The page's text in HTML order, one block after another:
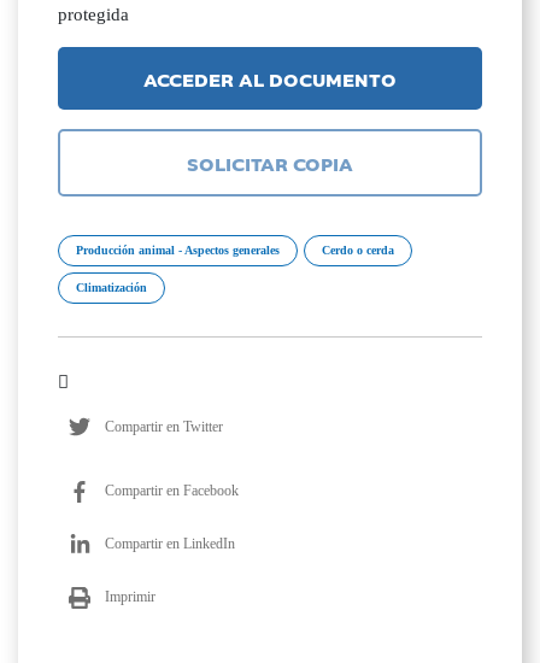
protegida
ACCEDER AL DOCUMENTO
SOLICITAR COPIA
Producción animal - Aspectos generales Cerdo o cerda
Climatización
Compartir en Twitter
Compartir en Facebook
Compartir en LinkedIn
Imprimir